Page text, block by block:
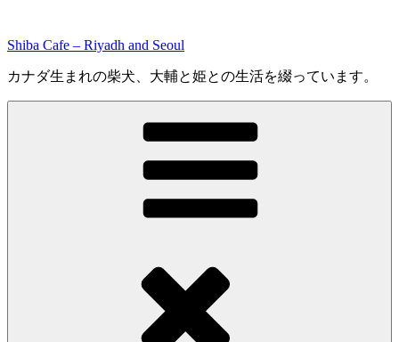
content
Shiba Cafe – Riyadh and Seoul
カナダ生まれの柴犬、大輔と姫との生活を綴っています。